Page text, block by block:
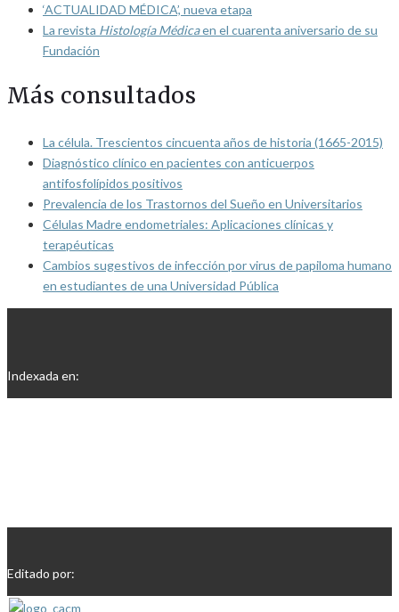
‘ACTUALIDAD MÉDICA’, nueva etapa
La revista Histología Médicaen el cuarenta aniversario de su
Fundación
Más consultados
La célula. Trescientos cincuenta años de historia (1665-2015)
Diagnóstico clínico en pacientes con anticuerpos
antifosfolípidos positivos
Prevalencia de los Trastornos del Sueño en Universitarios
Células Madre endometriales: Aplicaciones clínicas y
terapéuticas
Cambios sugestivos de infección por virus de papiloma humano
en estudiantes de una Universidad Pública
Indexada en:
Editado por: